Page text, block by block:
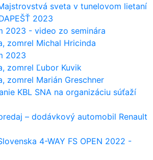
sveta v tunelovom lietaní
2023
2023 - video zo seminára
zomrel Michal Hricinda
2023
zomrel Ľubor Kuvik
zomrel Marián Greschner
KBL SNA na organizáciu súťaží
– dodávkový automobil Renault
4-WAY FS OPEN 2022 -